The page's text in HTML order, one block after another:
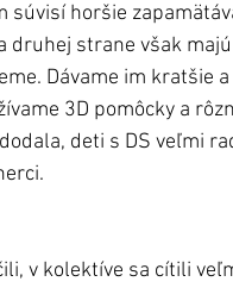
súvisí horšie
druhej strane však
Dávame im kratšie a
3D pomôcky a
deti s DS veľmi
v kolektíve sa cítili